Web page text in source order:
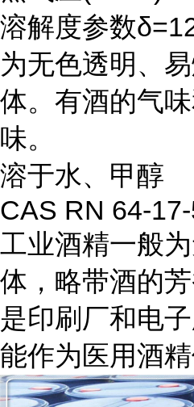
溶解度参数
为无色透明、
体。有酒的气
味。
溶于水、甲醇
CAS RN 64-
工业酒精一般
体，略带酒的
是印刷厂和电
能作为医用酒精